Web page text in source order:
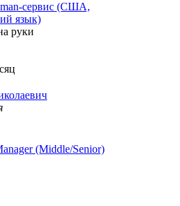
сервис (США,
язык)
руки
(Middle/Senior)